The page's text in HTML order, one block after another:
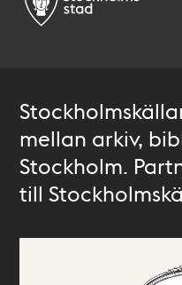
mellan arkiv,
Stockholm.
till